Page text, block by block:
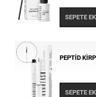
SEPETE
PEPTID
SEPETE